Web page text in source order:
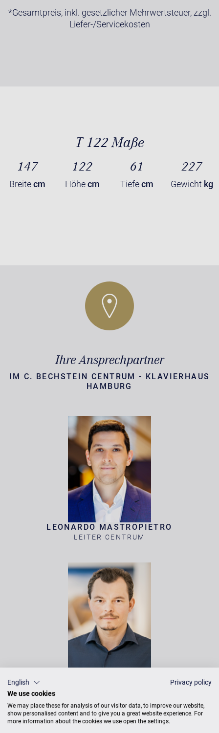
*Gesamtpreis, inkl. gesetzlicher Mehrwertsteuer, zzgl.
Liefer-/Servicekosten
T 122 Maße
147
Breitecm
122
Höhecm
61
Tiefecm
227
Gewicht kg
Ihre Ansprechpartner
IM C. BECHSTEIN CENTRUM - KLAVIERHAUS
HAMBURG
LEONARDO MASTROPIETRO
LEITER CENTRUM
English
Privacy policy
We use cookies
We may place these for analysis of our visitor data, to improve our website,
show personalised content and to give you a great website experience. For
more information about the cookies we use open the settings.